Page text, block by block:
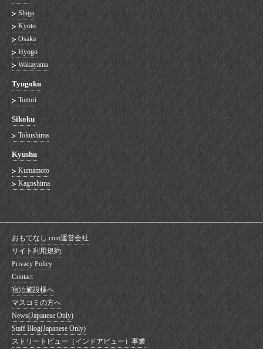
Shiga
Kyoto
Osaka
Hyogo
Wakayama
Tyugoku
Tottori
Sikoku
Tokushima
Kyushu
Kumamoto
Kagoshima
おもてなし.com運営会社
サイト利用規約
Privacy Policy
Contact
宿泊施設様へ
マスコミの方へ
News(Japanese Only)
Staff Blog(Japanese Only)
ストリートビュー（インドアビュー）事業